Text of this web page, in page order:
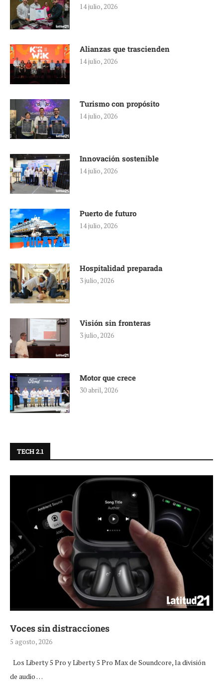
14 julio, 2026
Alianzas que trascienden
14 julio, 2026
Turismo con propósito
14 julio, 2026
Innovación sostenible
14 julio, 2026
Puerto de futuro
14 julio, 2026
Hospitalidad preparada
3 julio, 2026
Visión sin fronteras
3 julio, 2026
Motor que crece
30 abril, 2026
TECH 2.1
Voces sin distracciones
5 agosto, 2026
Los Liberty 5 Pro y Liberty 5 Pro Max de Soundcore, la división
de audio …